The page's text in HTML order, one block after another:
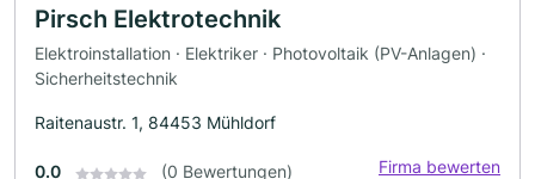
Pirsch Elektrotechnik
Elektroinstallation · Elektriker · Photovoltaik (PV-Anlagen) ·
Sicherheitstechnik
Raitenaustr. 1, 84453 Mühldorf
0.0 (0 Bewertungen) Firma bewerten